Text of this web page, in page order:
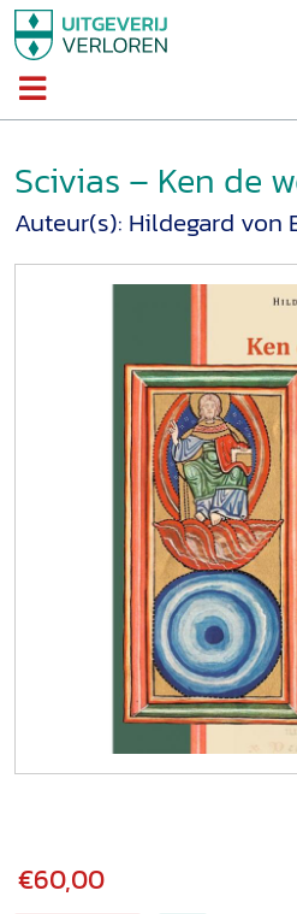
Scivias – Ken de
Auteur(s): Hildegard von
€60,00